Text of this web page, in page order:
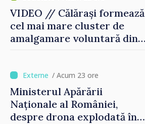
VIDEO // Călărași formează
cel mai mare cluster de
amalgamare voluntară din
finală
/ Acum 23 ore
Ministerul Apărării
Naționale al României,
despre drona explodată în